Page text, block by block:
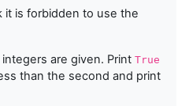
it is forbidden to use the
integers are given. Print True
than the second and print